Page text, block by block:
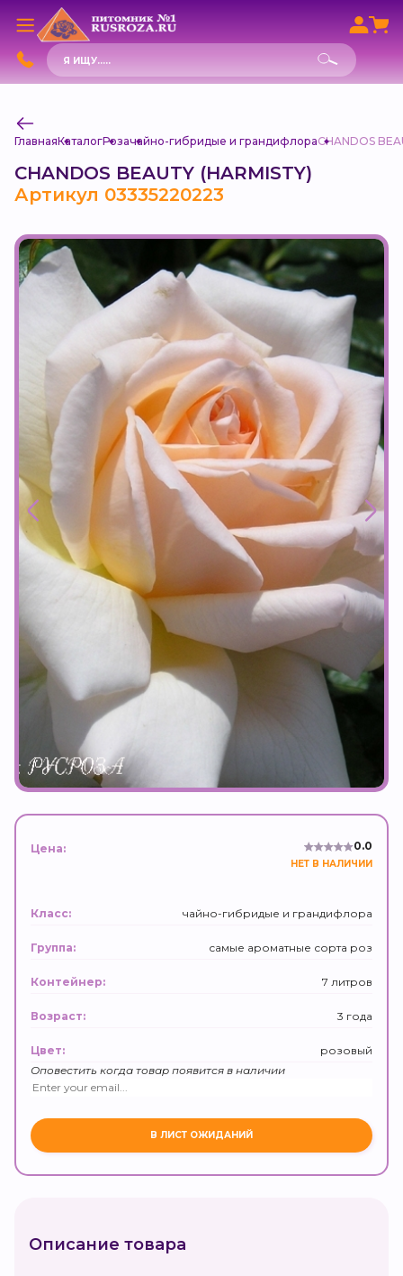
Поиск
товаров
ГлавнаяКаталогРозачайно-гибридые и грандифлораCHANDOS
CHANDOS BEAUTY (HARMISTY)
Артикул 03335220223
Цена: 0.0
НЕТ В НАЛИЧИИ
Класс: чайно-гибридые и грандифлора
Группа: самые ароматные сорта роз
Контейнер: 7 литров
Возраст: 3 года
Цвет:
розовый
Оповестить когда товар появится в наличии
Описание товара